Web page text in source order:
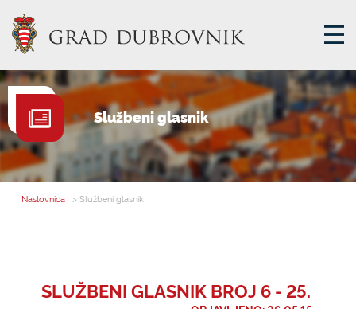
GRADSKA UPRAVA
GRADONAČELNIK
MJESNA SAMOUPRAVA
Službeni glasnik
Naslovnica > Službeni glasnik
SLUŽBENI GLASNIK BROJ 6 - 25.